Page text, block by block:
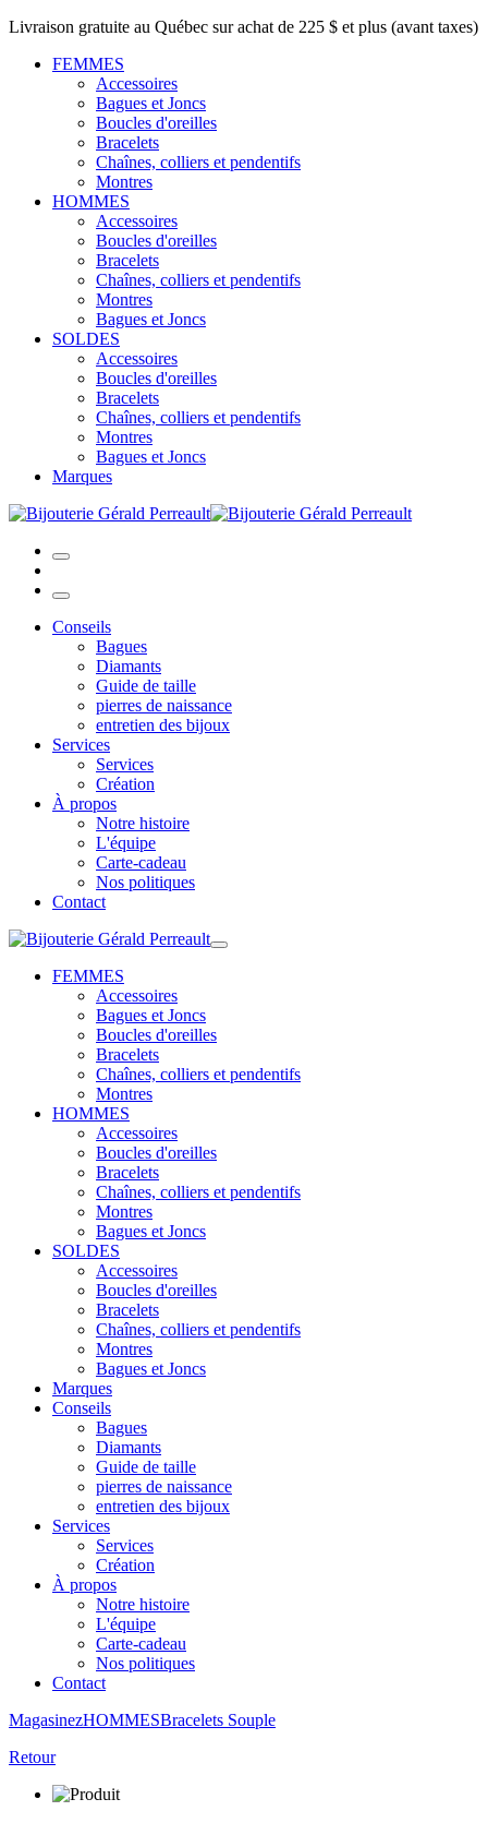
Livraison gratuite au Québec sur achat de 225 $ et plus (avant taxes)
FEMMES
Accessoires
Bagues et Joncs
Boucles d'oreilles
Bracelets
Chaînes, colliers et pendentifs
Montres
HOMMES
Accessoires
Boucles d'oreilles
Bracelets
Chaînes, colliers et pendentifs
Montres
Bagues et Joncs
SOLDES
Accessoires
Boucles d'oreilles
Bracelets
Chaînes, colliers et pendentifs
Montres
Bagues et Joncs
Marques
Conseils
Bagues
Diamants
Guide de taille
pierres de naissance
entretien des bijoux
Services
Services
Création
À propos
Notre histoire
L'équipe
Carte-cadeau
Nos politiques
Contact
FEMMES
Accessoires
Bagues et Joncs
Boucles d'oreilles
Bracelets
Chaînes, colliers et pendentifs
Montres
HOMMES
Accessoires
Boucles d'oreilles
Bracelets
Chaînes, colliers et pendentifs
Montres
Bagues et Joncs
SOLDES
Accessoires
Boucles d'oreilles
Bracelets
Chaînes, colliers et pendentifs
Montres
Bagues et Joncs
Marques
Conseils
Bagues
Diamants
Guide de taille
pierres de naissance
entretien des bijoux
Services
Services
Création
À propos
Notre histoire
L'équipe
Carte-cadeau
Nos politiques
Contact
MagasinezHOMMESBracelets Souple
Retour